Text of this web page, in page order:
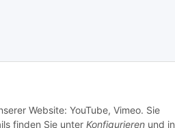
Website: YouTube, Vimeo. Sie
finden Sie unter Konfigurieren und in